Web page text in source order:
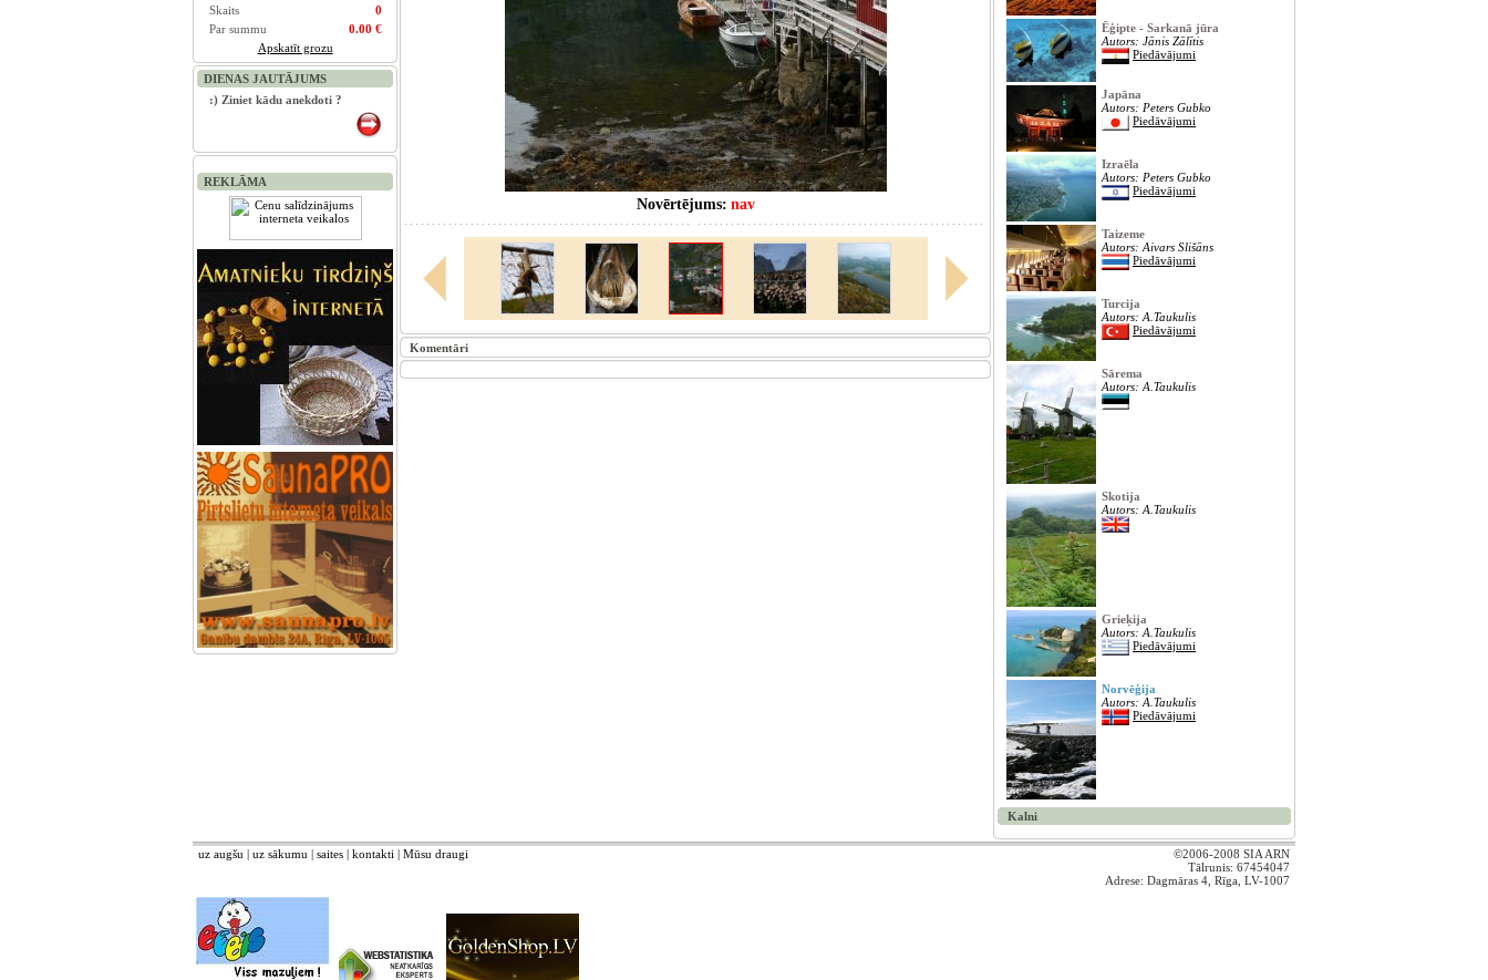
Skaits
0
Par summu
0.00 €
Apskatīt grozu
DIENAS JAUTĀJUMS
:) Ziniet kādu anekdoti ?
REKLĀMA
Novērtējums: nav
Komentāri
Ēģipte - Sarkanā jūra
Autors: Jānis Zālītis
Piedāvājumi
Japāna
Autors: Peters Gubko
Piedāvājumi
Izraēla
Autors: Peters Gubko
Piedāvājumi
Taizeme
Autors: Aivars Slišāns
Piedāvājumi
Turcija
Autors: A.Taukulis
Piedāvājumi
Sārema
Autors: A.Taukulis
Skotija
Autors: A.Taukulis
Grieķija
Autors: A.Taukulis
Piedāvājumi
Norvēģija
Autors: A.Taukulis
Piedāvājumi
Kalni
uz augšu | uz sākumu | saites | kontakti | Mūsu draugi
©2006-2008 SIA ARN
Tālrunis: 67454047
Adrese: Dagmāras 4, Rīga, LV-1007